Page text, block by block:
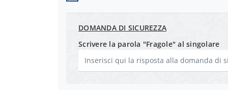
DOMANDA DI SICUREZZA
Scrivere la parola "Fragole" al singolare